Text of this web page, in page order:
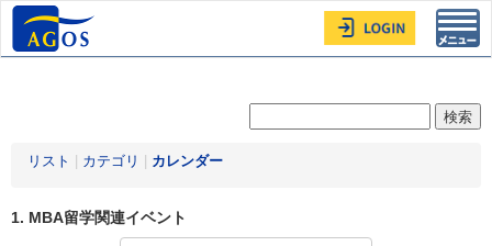
リスト カテゴリ カレンダー
1. MBA留学関連イベント